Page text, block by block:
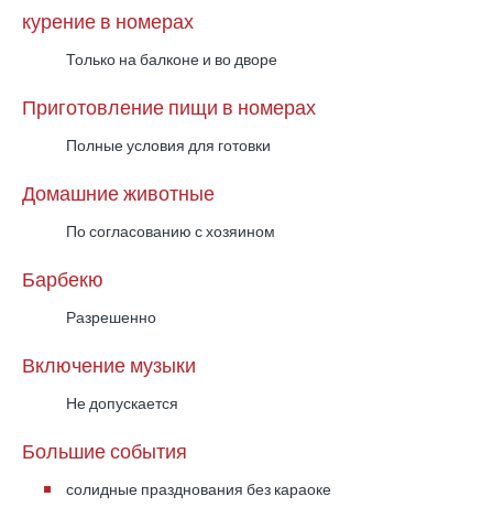
отдых в Рош-Пине.
VILLA VAMOS сочетает простор, приватность,
высокий уровень комфорта и тихое
бассейн, отдельная сьют-студия, летняя кухня и
ухоженная территория делают её отличным
Часто Задаваемые Вопросы
Подогревается ли бассейн?
Да, бассейн подогревается.
Какой размер бассейна?
Размер бассейна составляет примерно 15×5
курение в номерах
Только на балконе и во дворе
Приготовление пищи в номерах
Полные условия для готовки
Домашние животные
По согласованию с хозяином
Барбекю
Разрешенно
Включение музыки
Не допускается
Большие события
солидные празднования без караоке